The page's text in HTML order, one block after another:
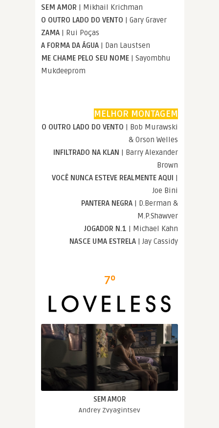
SEM AMOR | Mikhail Krichman
O OUTRO LADO DO VENTO | Gary Graver
ZAMA | Rui Poças
A FORMA DA ÁGUA | Dan Laustsen
ME CHAME PELO SEU NOME | Sayombhu
Mukdeeprom
MELHOR MONTAGEM
O OUTRO LADO DO VENTO | Bob Murawski
& Orson Welles
INFILTRADO NA KLAN | Barry Alexander
Brown
VOCÊ NUNCA ESTEVE REALMENTE AQUI |
Joe Bini
PANTERA NEGRA | D.Berman &
M.P.Shawver
JOGADOR N.1 | Michael Kahn
NASCE UMA ESTRELA | Jay Cassidy
7º
SEM AMOR
Andrey Zvyagintsev